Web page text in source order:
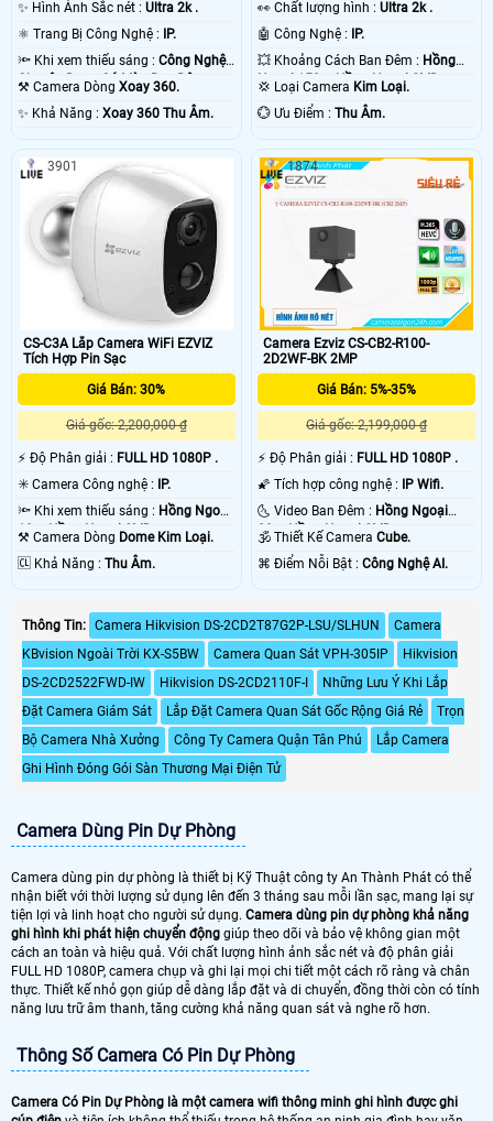
✨ Hình Ảnh Sắc nét : Ultra 2k .
⚛️ Trang Bị Công Nghệ : IP.
🔦 Khi xem thiếu sáng : Công Nghệ
Chuyên Dụng Có Màu Ban Đêm.
⚒ Camera Dòng Xoay 360.
️✨ Khả Năng : Xoay 360 Thu Âm.
️👀 Chất lượng hình :Ultra 2k .
🤖️ Công Nghệ : IP.
💥 Khoảng Cách Ban Đêm : Hồng
Ngoại 150m Hồng Ngoại SMD.
💢 Loại Camera Kim Loại.
️💮 Ưu Điểm :Thu Âm.
CS-C3A Lắp Camera WiFi EZVIZ
Tích Hợp Pin Sạc
Giá Bán: 30%
Giá gốc: 2,200,000 ₫
️⚡ Độ Phân giải : FULL HD 1080P .
✳️ Camera Công nghệ : IP.
🔦 Khi xem thiếu sáng : Hồng Ngoại
10m Hồng Ngoại SMD.
⚒ Camera Dòng Dome Kim Loại.
️🆑 Khả Năng : Thu Âm.
3901
Camera Ezviz CS-CB2-R100-
2D2WF-BK 2MP
Giá Bán: 5%-35%
Giá gốc: 2,199,000 ₫
️⚡ Độ Phân giải : FULL HD 1080P .
🌠 Tích hợp công nghệ : IP Wifi.
🌜 Video Ban Đêm : Hồng Ngoại
20m Hồng Ngoại SMD.
🕉️ Thiết Kế CameraCube.
️⌘ Điểm Nỗi Bật :Công Nghệ AI.
1874
Thông Tin: Camera Hikvision DS-2CD2T87G2P-LSU/SLHUN
Camera
KBvision Ngoài Trời KX-S5BW
Camera Quan Sát VPH-305IP
Hikvision
DS-2CD2522FWD-IW
Hikvision DS-2CD2110F-I
Những Lưu Ý Khi Lắp
Đặt Camera Giám Sát
Lắp Đặt Camera Quan Sát Gốc Rộng Giá Rẻ
Trọn
Bộ Camera Nhà Xưởng
Công Ty Camera Quận Tân Phú
Lắp Camera
Ghi Hình Đóng Gói Sàn Thương Mại Điện Tử
Camera Dùng Pin Dự Phòng
Camera dùng pin dự phòng là thiết bị Kỹ Thuật công ty An Thành Phát có thể
nhận biết với thời lượng sử dụng lên đến 3 tháng sau mỗi lần sạc, mang lại sự
tiện lợi và linh hoạt cho người sử dụng. Camera dùng pin dự phòng khả năng
ghi hình khi phát hiện chuyển động giúp theo dõi và bảo vệ không gian một
cách an toàn và hiệu quả. Với chất lượng hình ảnh sắc nét và độ phân giải
FULL HD 1080P, camera chụp và ghi lại mọi chi tiết một cách rõ ràng và chân
thực. Thiết kế nhỏ gọn giúp dễ dàng lắp đặt và di chuyển, đồng thời còn có tính
năng lưu trữ âm thanh, tăng cường khả năng quan sát và nghe rõ hơn.
Thông Số Camera Có Pin Dự Phòng
Camera Có Pin Dự Phòng là một camera wifi thông minh ghi hình được ghi